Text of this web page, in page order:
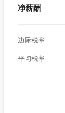
净薪酬
边际税率
平均税率